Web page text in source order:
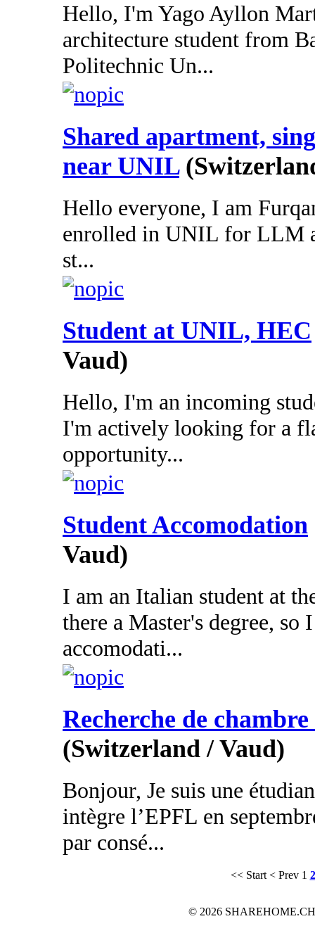
Hello, I'm Yago Ayllon
architecture student from
Politechnic Un...
Shared apartment,
near UNIL
Hello everyone, I am
enrolled in UNIL for LLM
st...
Student at UNIL, HEC
Vaud)
Hello, I'm an incoming
I'm actively looking for a
opportunity...
Student Accomodation
Vaud)
I am an Italian student at
there a Master's degree, so
accomodati...
Recherche de
(Switzerland / Vaud)
Bonjour, Je suis une
intègre l’EPFL en
par consé...
<< Start < Prev 1 2
© 2026